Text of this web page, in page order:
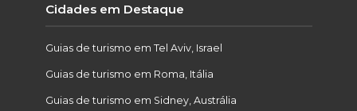
Cidades em Destaque
Guias de turismo em Tel Aviv, Israel
Guias de turismo em Roma, Itália
Guias de turismo em Sidney, Austrália